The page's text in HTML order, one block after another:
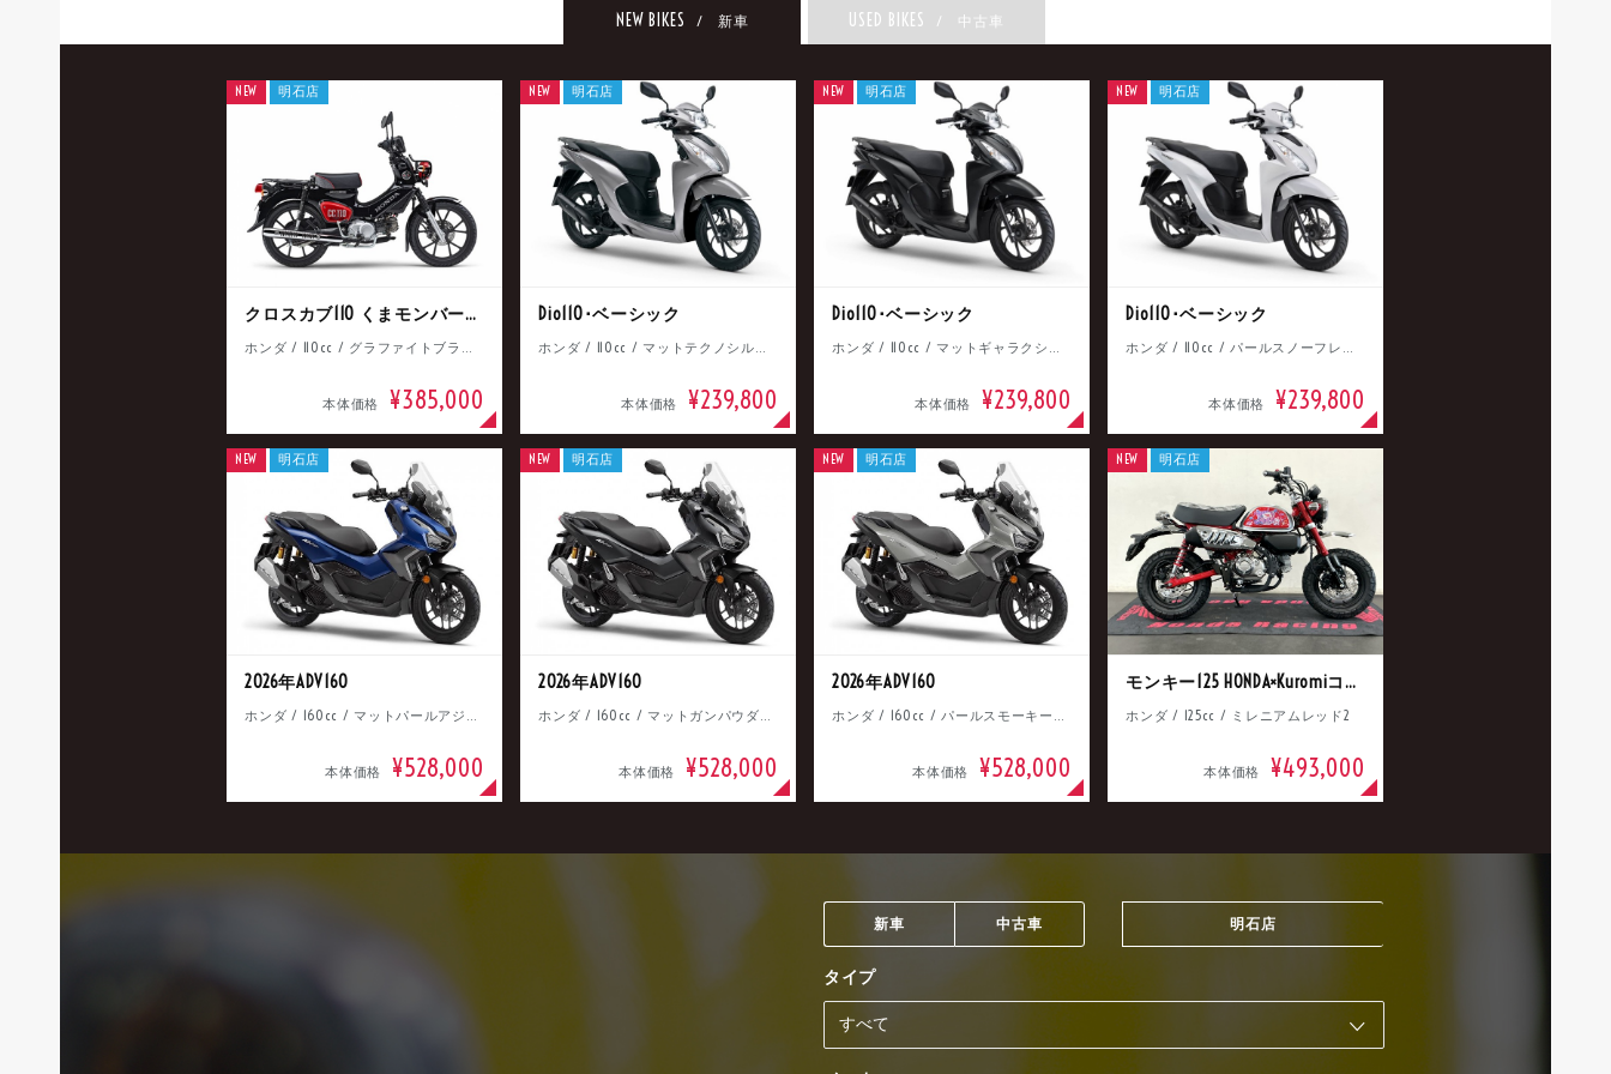
NEW BIKES / 新車 USED BIKES / 中古車
クロスカブ110 くまモンバージョン
ホンダ / 110cc / グラファイトブラック
本体価格 ¥385,000
NEW 明石店
Dio110･ベーシック
ホンダ / 110cc / マットテクノシルバーメタリック
本体価格 ¥239,800
NEW 明石店
Dio110･ベーシック
ホンダ / 110cc / マットギャラクシーブラックメタリック
本体価格 ¥239,800
NEW 明石店
Dio110･ベーシック
ホンダ / 110cc / パールスノーフレークホワイト
本体価格 ¥239,800
NEW 明石店
2026年ADV160
ホンダ / 160cc / マットパールアジャイルブルー
本体価格 ¥528,000
NEW 明石店
2026年ADV160
ホンダ / 160cc / マットガンパウダーブラックメタリック
本体価格 ¥528,000
NEW 明石店
2026年ADV160
ホンダ / 160cc / パールスモーキーグレー
本体価格 ¥528,000
NEW 明石店
モンキー125 HONDA×Kuromiコラボ
ホンダ / 125cc / ミレニアムレッド2
本体価格 ¥493,000
NEW 明石店
新車 中古車 明石店
タイプ